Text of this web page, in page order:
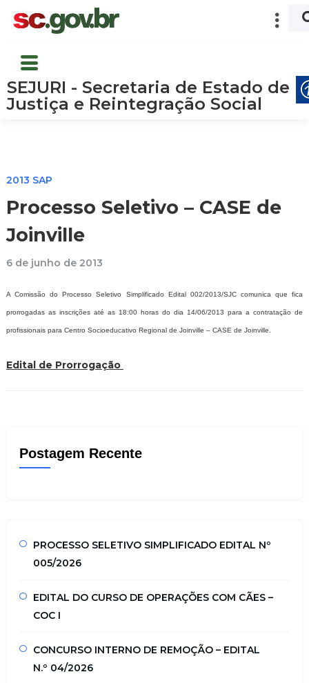
SEJURI - Secretaria de Estado de
Justiça e Reintegração Social
2013 SAP
Processo Seletivo – CASE de
Joinville
6 de junho de 2013
A Comissão do Processo Seletivo Simplificado Edital 002/2013/SJC comunica que fica
prorrogadas as inscrições até as 18:00 horas do dia 14/06/2013 para a contratação de
profissionais para Centro Socioeducativo Regional de Joinville – CASE de Joinville.
Edital de Prorrogação
Postagem Recente
PROCESSO SELETIVO SIMPLIFICADO EDITAL Nº
005/2026
EDITAL DO CURSO DE OPERAÇÕES COM CÃES –
COC I
CONCURSO INTERNO DE REMOÇÃO – EDITAL
N.º 04/2026